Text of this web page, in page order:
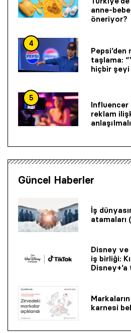
anne-
öneriyor?
4
Pepsi’den
taşlama:
hiçbir
5
Influencer
reklam
anlaşılmalı
Güncel Haberler
İş
atamaları
Disney
iş birliği:
Disney+’a
karnesi